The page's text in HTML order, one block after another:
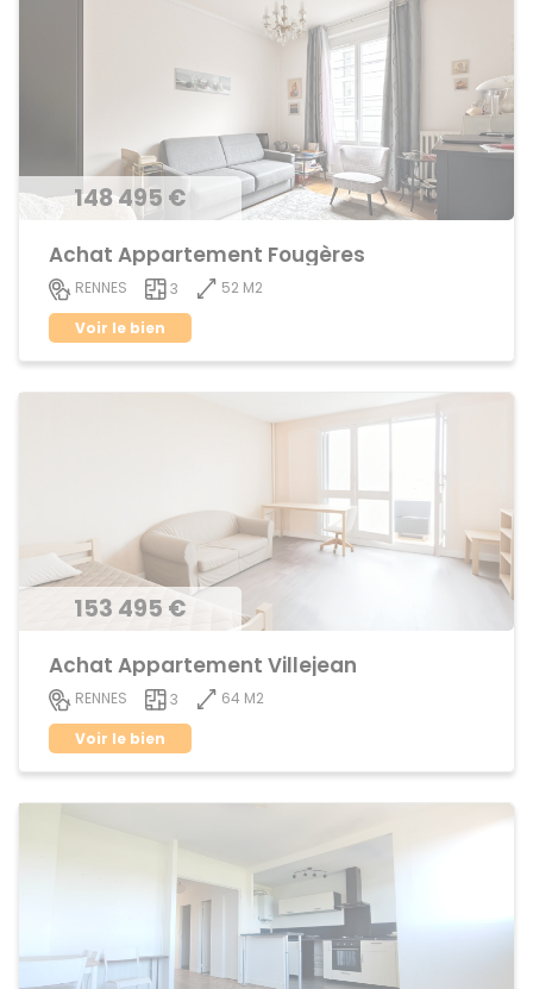
148 495 €
Achat Appartement Fougères
RENNES 3
52 M2
Voir le bien
153 495 €
Achat Appartement Villejean
RENNES 3
64 M2
Voir le bien